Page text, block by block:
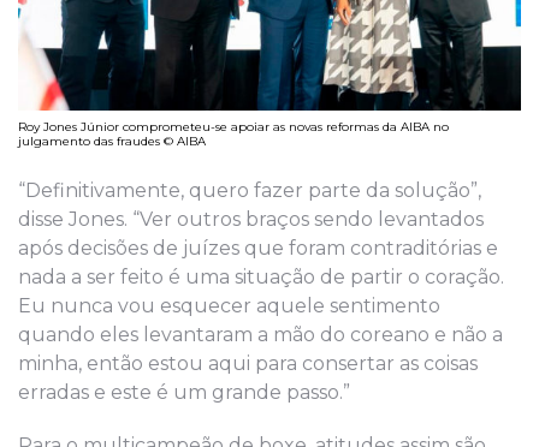
Roy Jones Júnior comprometeu-se apoiar as novas reformas da AIBA no
julgamento das fraudes © AIBA
“Definitivamente, quero fazer parte da solução”,
disse Jones. “Ver outros braços sendo levantados
após decisões de juízes que foram contraditórias e
nada a ser feito é uma situação de partir o coração.
Eu nunca vou esquecer aquele sentimento
quando eles levantaram a mão do coreano e não a
minha, então estou aqui para consertar as coisas
erradas e este é um grande passo.”